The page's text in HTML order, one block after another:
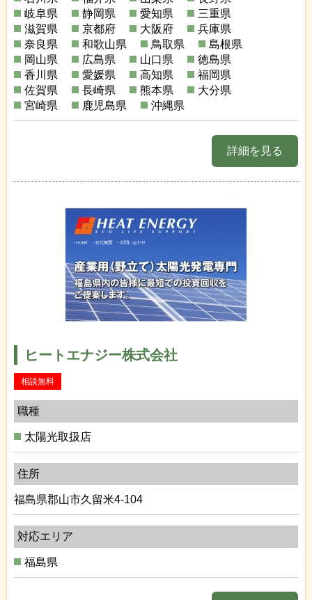
岐阜県
静岡県 愛知県
三重県
滋賀県
京都府 大阪府
兵庫県
奈良県
和歌山県 鳥取県
島根県
岡山県
広島県 山口県
徳島県
香川県
愛媛県 高知県
福岡県
佐賀県
長崎県 熊本県
大分県
宮崎県
鹿児島県 沖縄県
詳細を見る
ヒートエナジー株式会社
相談無料
職種
太陽光取扱店
住所
福島県郡山市久留米4-104
対応エリア
福島県